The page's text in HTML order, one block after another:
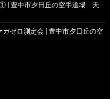
| 豊中市夕日丘の空手道場 天
ガゼロ測定会 | 豊中市夕日丘の空